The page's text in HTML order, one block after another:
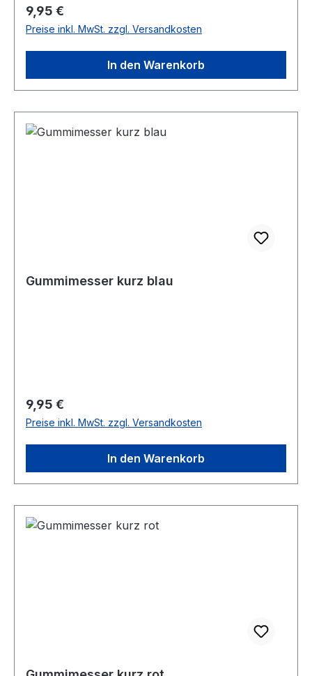
Regulärer Preis:
9,95 €
Preise inkl. MwSt. zzgl. Versandkosten
In den Warenkorb
Gummimesser kurz blau
Regulärer Preis:
9,95 €
Preise inkl. MwSt. zzgl. Versandkosten
In den Warenkorb